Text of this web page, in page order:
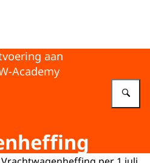
Dataportaal
aan
Academy